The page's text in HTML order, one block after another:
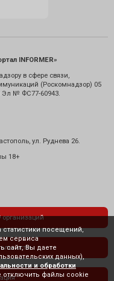
INFORMER»
в сфере связи,
(Роскомнадзор) 05
Эл № ФС77-60943.
ул. Руднева 26.
18+
статистики посещений,
сервиса
сайт, Вы даете
данных),
и обработки
отключить файлы cookie